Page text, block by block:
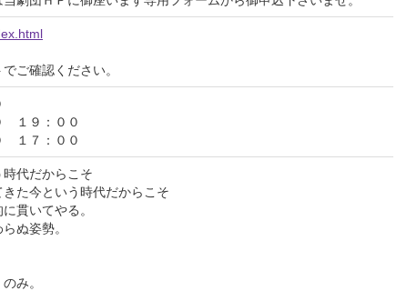
ご確認ください。
１９：００
１７：００
代だからこそ
た今という時代だからこそ
貫いてやる。
ぬ姿勢。
み。